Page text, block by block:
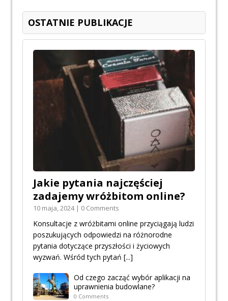
OSTATNIE PUBLIKACJE
Jakie pytania najczęściej
zadajemy wróżbitom online?
10 maja, 2024 | 0 Comments
Konsultacje z wróżbitami online przyciągają ludzi
poszukujących odpowiedzi na różnorodne
pytania dotyczące przyszłości i życiowych
wyzwań. Wśród tych pytań [...]
Od czego zacząć wybór aplikacji na
uprawnienia budowlane?
0 Comments